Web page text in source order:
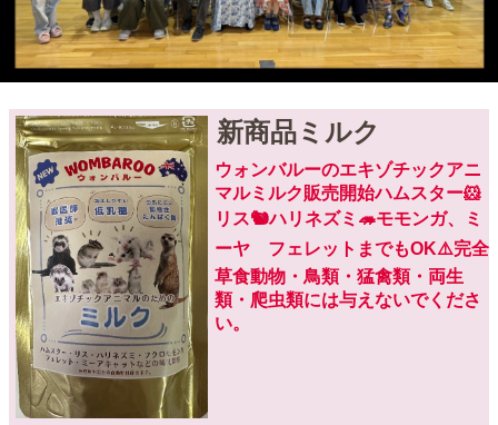
新商品ミルク
ウォンバルーのエキゾチックアニ
マルミルク販売開始ハムスター🐹
リス🐿️ハリネズミ🦔モモンガ、ミ
ーヤ フェレットまでもOK⚠️完全
草食動物・鳥類・猛禽類・両生
類・爬虫類には与えないでくださ
い。